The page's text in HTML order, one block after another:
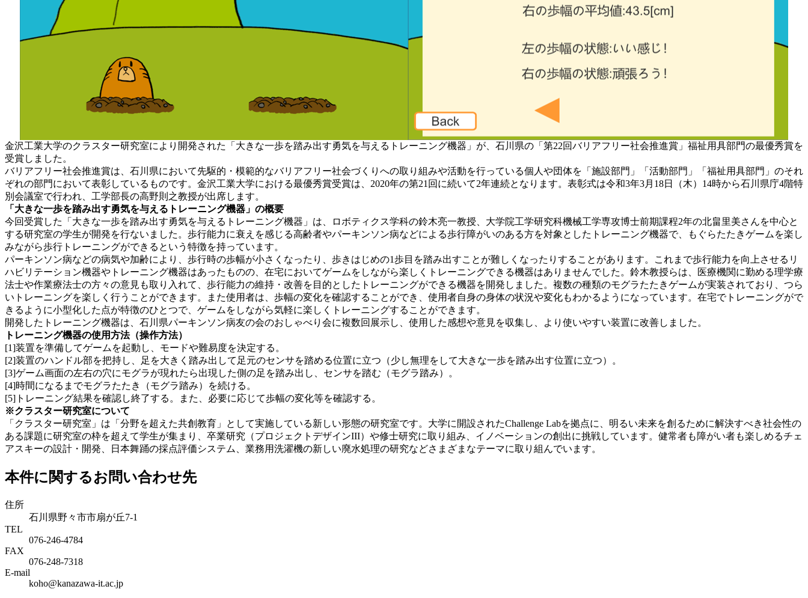
金沢工業大学のクラスター研究室により開発された「大きな一歩を踏み出す勇気を与えるトレーニング機器」が、石川県の「第22回バリアフリー社会推進賞」福祉用具部門の最優秀賞を
受賞しました。
バリアフリー社会推進賞は、石川県において先駆的・模範的なバリアフリー社会づくりへの取り組みや活動を行っている個人や団体を「施設部門」「活動部門」「福祉用具部門」のそれ
ぞれの部門において表彰しているものです。金沢工業大学における最優秀賞受賞は、2020年の第21回に続いて2年連続となります。表彰式は令和3年3月18日（木）14時から石川県庁4階特
別会議室で行われ、工学部長の高野則之教授が出席します。
「大きな一歩を踏み出す勇気を与えるトレーニング機器」の概要
今回受賞した「大きな一歩を踏み出す勇気を与えるトレーニング機器」は、ロボティクス学科の鈴木亮一教授、大学院工学研究科機械工学専攻博士前期課程2年の北畠里美さんを中心と
する研究室の学生が開発を行ないました。歩行能力に衰えを感じる高齢者やパーキンソン病などによる歩行障がいのある方を対象としたトレーニング機器で、もぐらたたきゲームを楽し
みながら歩行トレーニングができるという特徴を持っています。
パーキンソン病などの病気や加齢により、歩行時の歩幅が小さくなったり、歩きはじめの1歩目を踏み出すことが難しくなったりすることがあります。これまで歩行能力を向上させるリ
ハビリテーション機器やトレーニング機器はあったものの、在宅においてゲームをしながら楽しくトレーニングできる機器はありませんでした。鈴木教授らは、医療機関に勤める理学療
法士や作業療法士の方々の意見も取り入れて、歩行能力の維持・改善を目的としたトレーニングができる機器を開発しました。複数の種類のモグラたたきゲームが実装されており、つら
いトレーニングを楽しく行うことができます。また使用者は、歩幅の変化を確認することができ、使用者自身の身体の状況や変化もわかるようになっています。在宅でトレーニングがで
きるように小型化した点が特徴のひとつで、ゲームをしながら気軽に楽しくトレーニングすることができます。
開発したトレーニング機器は、石川県パーキンソン病友の会のおしゃべり会に複数回展示し、使用した感想や意見を収集し、より使いやすい装置に改善しました。
トレーニング機器の使用方法（操作方法）
[1]装置を準備してゲームを起動し、モードや難易度を決定する。
[2]装置のハンドル部を把持し、足を大きく踏み出して足元のセンサを踏める位置に立つ（少し無理をして大きな一歩を踏み出す位置に立つ）。
[3]ゲーム画面の左右の穴にモグラが現れたら出現した側の足を踏み出し、センサを踏む（モグラ踏み）。
[4]時間になるまでモグラたたき（モグラ踏み）を続ける。
[5]トレーニング結果を確認し終了する。また、必要に応じて歩幅の変化等を確認する。
※クラスター研究室について
「クラスター研究室」は「分野を超えた共創教育」として実施している新しい形態の研究室です。大学に開設されたChallenge Labを拠点に、明るい未来を創るために解決すべき社会性の
ある課題に研究室の枠を超えて学生が集まり、卒業研究（プロジェクトデザインIII）や修士研究に取り組み、イノベーションの創出に挑戦しています。健常者も障がい者も楽しめるチェ
アスキーの設計・開発、日本舞踊の採点評価システム、業務用洗濯機の新しい廃水処理の研究などさまざまなテーマに取り組んでいます。
本件に関するお問い合わせ先
住所
石川県野々市市扇が丘7-1
TEL
076-246-4784
FAX
076-248-7318
E-mail
koho@kanazawa-it.ac.jp